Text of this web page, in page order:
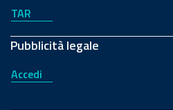
TAR
Pubblicità legale
Accedi